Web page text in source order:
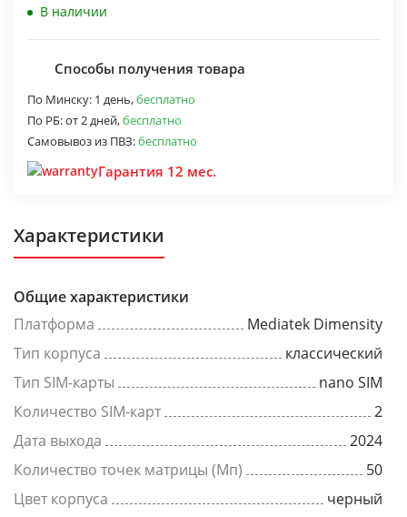
В наличии
Способы получения товара
По Минску: 1 день,бесплатно
По РБ:от 2 дней,бесплатно
Самовывоз из ПВЗ:бесплатно
Гарантия 12 мес.
Характеристики
Общие характеристики
Платформа
Mediatek Dimensity
Тип корпуса
классический
Тип SIM-карты
nano SIM
Количество SIM-карт
2
Дата выхода
2024
Количество точек матрицы (Мп)
50
Цвет корпуса
черный